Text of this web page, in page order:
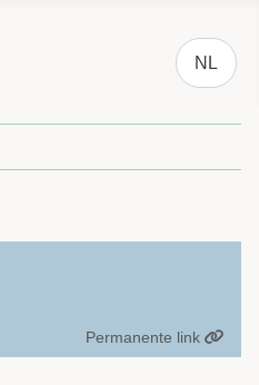
Selecteer
NL
Permanente link